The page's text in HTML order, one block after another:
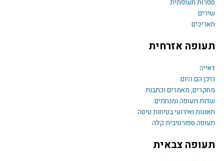
o
k
תעופתית
אזרחית
הם היום
מאמרים וכתבות
תעופה ומנחתים
ואירועי בטיחות טיסה
ספורטיבית קלה
צבאית